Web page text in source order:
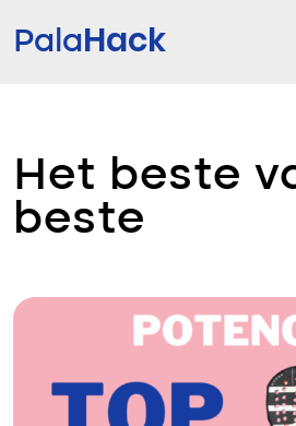
PalaHack
Vragen en
Vergelijker
Het beste
beste